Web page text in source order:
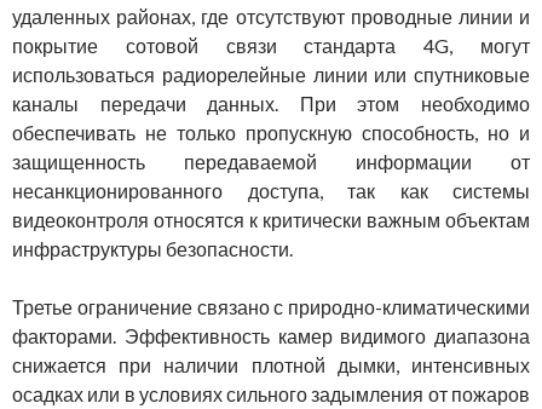
удаленных районах, где отсутствуют проводные линии и
покрытие сотовой связи стандарта 4G, могут
использоваться радиорелейные линии или спутниковые
каналы передачи данных. При этом необходимо
обеспечивать не только пропускную способность, но и
защищенность передаваемой информации от
несанкционированного доступа, так как системы
видеоконтроля относятся к критически важным объектам
инфраструктуры безопасности.
Третье ограничение связано с природно-климатическими
факторами. Эффективность камер видимого диапазона
снижается при наличии плотной дымки, интенсивных
осадках или в условиях сильного задымления от пожаров